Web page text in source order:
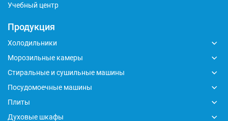
Учебный центр
Продукция
Холодильники
Морозильные камеры
Стиральные и сушильные машины
Посудомоечные машины
Плиты
Духовые шкафы